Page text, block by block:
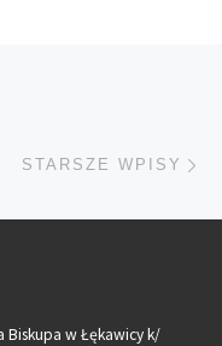
STARSZE WPISY
Biskupa w Łękawicy k/